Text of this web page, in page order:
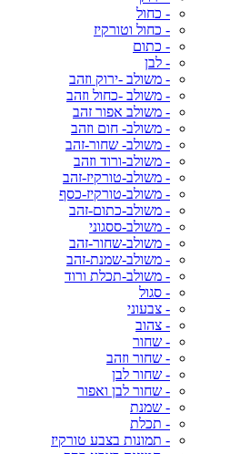
- כחול
- כחול וטורקיז
- כתום
- לבן
- משולב -ירוק וזהב
- משולב -כחול וזהב
- משולב אפור זהב
- משולב- חום וזהב
- משולב- שחור-זהב
- משולב-ורוד וזהב
- משולב-טורקיז-זהב
- משולב-טורקיז-כסף
- משולב-כתום-זהב
- משולב-ססגוני
- משולב-שחור-זהב
- משולב-שמנת-זהב
- משולב-תכלת ורוד
- סגול
- צבעוני
- צהוב
- שחור
- שחור וזהב
- שחור לבן
- שחור לבן ואפור
- שמנת
- תכלת
- תמונות בצבע טורקיז